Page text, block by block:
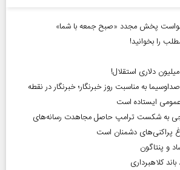
پخش مجدد «صبح جمعه با شما»
را بخوانید!
دلاری استقلال!
به مناسبت روز خبرنگار؛ خبرنگار در نقطه
عمومی ایستاده است
به شکست ترامپ حاصل مجاهدت رسانه‌های
پراکنی‌های دشمنان است
و پنتاگون
کلاهبرداری